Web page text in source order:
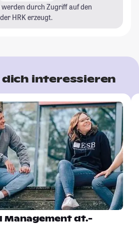
durch Zugriff auf den
der HRK erzeugt.
dich interessieren
Management dt.-